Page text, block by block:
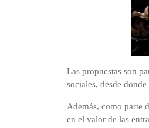
Las propuestas son
sociales, desde
Además, como parte
en el valor de las